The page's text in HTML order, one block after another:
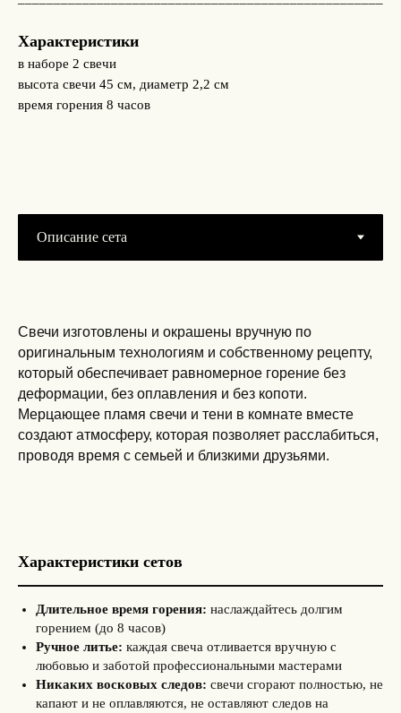
Характеристики
в наборе 2 свечи
высота свечи 45 см, диаметр 2,2 см
время горения 8 часов
Свечи изготовлены и окрашены вручную по
оригинальным технологиям и собственному рецепту,
который обеспечивает равномерное горение без
деформации, без оплавления и без копоти.
Мерцающее пламя свечи и тени в комнате вместе
создают атмосферу, которая позволяет расслабиться,
проводя время с семьей и близкими друзьями.
Характеристики сетов
Длительное время горения: наслаждайтесь долгим
горением (до 8 часов)
Ручное литье: каждая свеча отливается вручную с
любовью и заботой профессиональными мастерами
Никаких восковых следов: свечи сгорают полностью, не
капают и не оплавляются, не оставляют следов на